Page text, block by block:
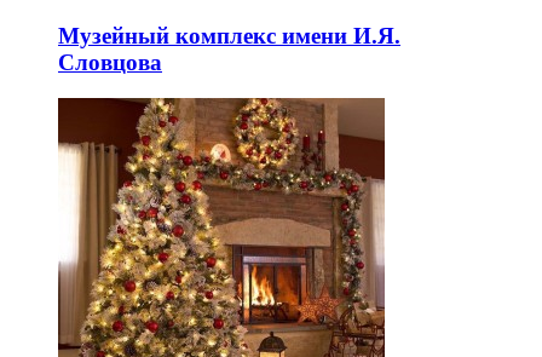
Музейный комплекс имени И.Я.
Словцова